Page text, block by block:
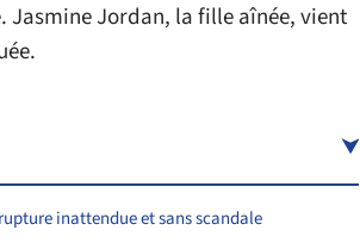
Jasmine Jordan, la fille aînée, vient
inattendue et sans scandale